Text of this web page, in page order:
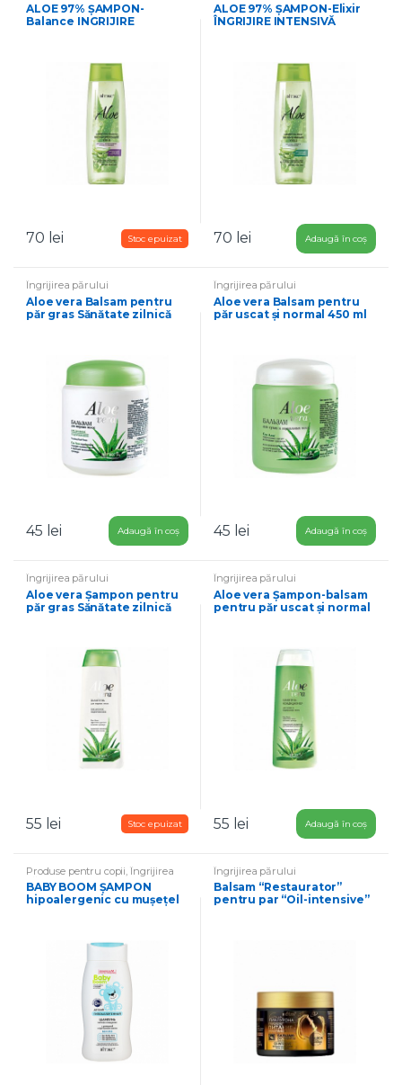
ALOE 97% ȘAMPON-
Balance INGRIJIRE
70 lei
ALOE 97% ȘAMPON-Elixir
ÎNGRIJIRE INTENSIVĂ
70 lei Adaugă în coș
Îngrijirea părului
Aloe vera Balsam pentru
păr gras Sănătate zilnică
45 lei Adaugă în coș
Îngrijirea părului
Aloe vera Balsam pentru
păr uscat și normal 450 ml
45 lei Adaugă în coș
Îngrijirea părului
Aloe vera Şampon pentru
păr gras Sănătate zilnică
55 lei
Îngrijirea părului
Aloe vera Șampon-balsam
pentru păr uscat și normal
55 lei Adaugă în coș
Produse pentru copii Îngrijirea
părului
BABY BOOM ȘAMPON
hipoalergenic cu mușețel
Îngrijirea părului
Balsam “Restaurator”
pentru par “Oil-intensive”